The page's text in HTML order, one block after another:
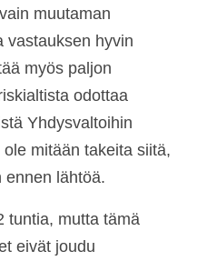
)
muutaman
vastauksen hyvin
myös paljon
odottaa
Yhdysvaltoihin
mitään takeita siitä,
ennen lähtöä.
tuntia, mutta tämä
eivät joudu